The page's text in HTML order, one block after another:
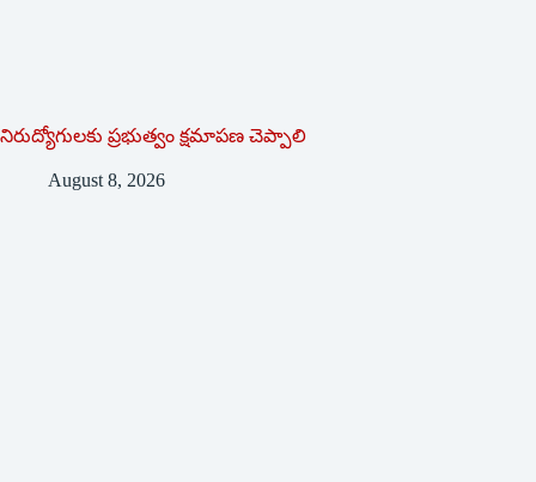
నిరుద్యోగులకు ప్రభుత్వం క్షమాపణ చెప్పాలి
August 8, 2026